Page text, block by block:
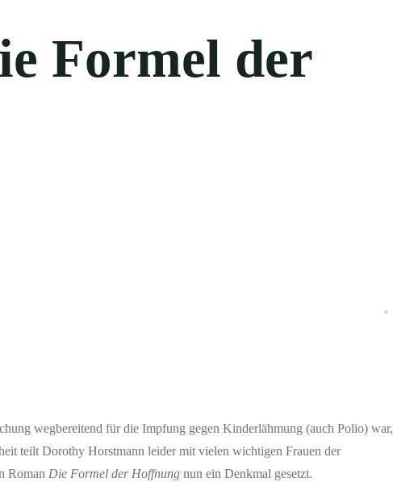
Formel der
wegbereitend für die Impfung gegen Kinderlähmung (auch Polio) war,
teilt Dorothy Horstmann leider mit vielen wichtigen Frauen der
Roman Die Formel der Hoffnung nun ein Denkmal gesetzt.